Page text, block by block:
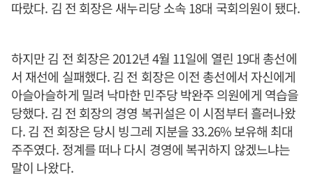
따랐다. 김 전 회장은 새누리당 소속 18대 국회의원이 됐다.
하지만 김 전 회장은 2012년 4월 11일에 열린 19대 총선에
서 재선에 실패했다. 김 전 회장은 이전 총선에서 자신에게
아슬아슬하게 밀려 낙마한 민주당 박완주 의원에게 역습을
당했다. 김 전 회장의 경영 복귀설은 이 시점부터 흘러나왔
다. 김 전 회장은 당시 빙그레 지분을 33.26% 보유해 최대
주주였다. 정계를 떠나 다시 경영에 복귀하지 않겠느냐는
말이 나왔다.